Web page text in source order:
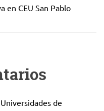
en CEU San Pablo
de